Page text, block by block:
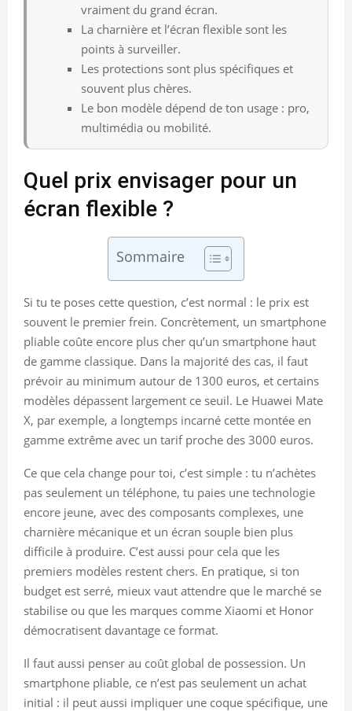
vraiment du grand écran.
La charnière et l’écran flexible sont les
points à surveiller.
Les protections sont plus spécifiques et
souvent plus chères.
Le bon modèle dépend de ton usage : pro,
multimédia ou mobilité.
Quel prix envisager pour un
écran flexible ?
Sommaire
Si tu te poses cette question, c’est normal : le prix est
souvent le premier frein. Concrètement, un smartphone
pliable coûte encore plus cher qu’un smartphone haut
de gamme classique. Dans la majorité des cas, il faut
prévoir au minimum autour de 1300 euros, et certains
modèles dépassent largement ce seuil. Le Huawei Mate
X, par exemple, a longtemps incarné cette montée en
gamme extrême avec un tarif proche des 3000 euros.
Ce que cela change pour toi, c’est simple : tu n’achètes
pas seulement un téléphone, tu paies une technologie
encore jeune, avec des composants complexes, une
charnière mécanique et un écran souple bien plus
difficile à produire. C’est aussi pour cela que les
premiers modèles restent chers. En pratique, si ton
budget est serré, mieux vaut attendre que le marché se
stabilise ou que les marques comme Xiaomi et Honor
démocratisent davantage ce format.
Il faut aussi penser au coût global de possession. Un
smartphone pliable, ce n’est pas seulement un achat
initial : il peut aussi impliquer une coque spécifique, une